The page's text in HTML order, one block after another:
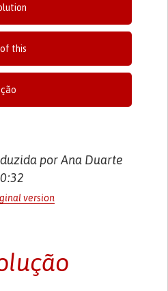
of this
por Ana Duarte
version